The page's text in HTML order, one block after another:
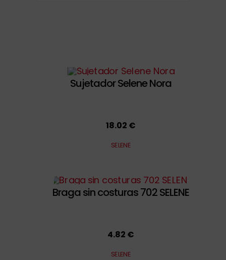
Sujetador Selene Nora
18.02 €
SELENE
Braga sin costuras 702 SELENE
4.82 €
SELENE